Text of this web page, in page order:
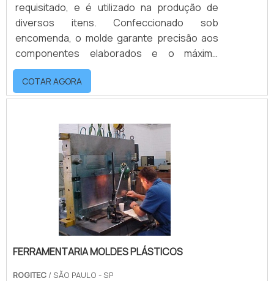
requisitado, e é utilizado na produção de
diversos itens. Confeccionado sob
encomenda, o molde garante precisão aos
componentes elaborados e o máximo
aproveitamento dos materiais utilizados, que
devem garantir boa procedência. Entre as
áreas que mais fazem uso do molde de
Automotiva; Agroquímica; Bebidas;
Cosméticos.o produto oferece várias
vantagensOs moldes de injeção possuem
uma ou mais cavidades capazes .
COTAR AGORA
FERRAMENTARIA MOLDES PLÁSTICOS
ROGITEC / SÃO PAULO - SP